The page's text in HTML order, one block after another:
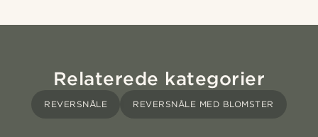
Relaterede kategorier
REVERSNÅLE REVERSNÅLE MED BLOMSTER